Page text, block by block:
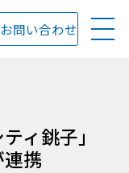
お問い合わせ
ィ銚子」
携